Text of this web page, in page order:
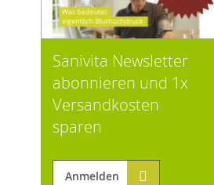
Sanivita Newsletter
abonnieren und 1x
Versandkosten
sparen
Anmelden